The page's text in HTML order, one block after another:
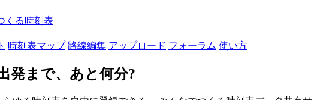
くる時刻表
時刻表マップ 路線編集 アップロード フォーラム 使い方
発まで、あと何分?